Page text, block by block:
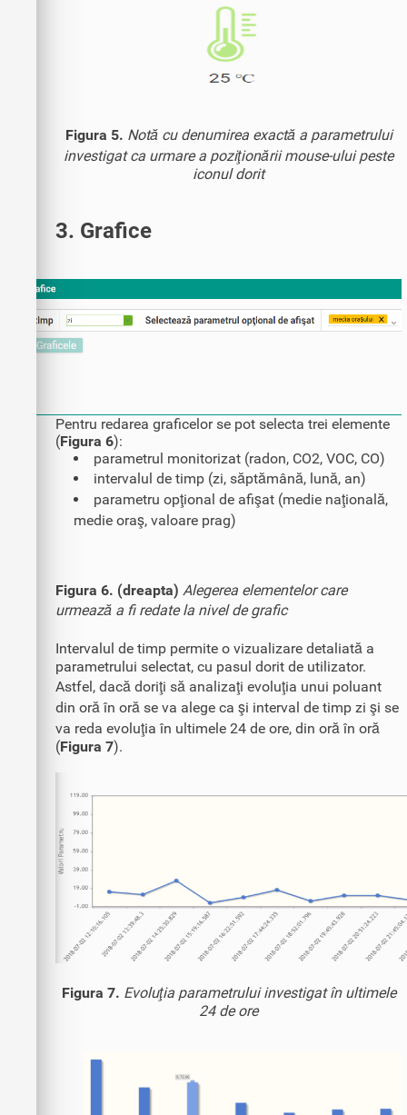
Figura 5. Notă cu denumirea exactă a parametrului
investigat ca urmare a poziţionării mouse-ului peste
iconul dorit
3. Grafice
Pentru redarea graficelor se pot selecta trei elemente
(Figura 6):
parametrul monitorizat (radon, CO2, VOC, CO)
intervalul de timp (zi, săptămână, lună, an)
parametru opţional de afişat (medie naţională,
medie oraş, valoare prag)
Figura 6. (dreapta) Alegerea elementelor care
urmează a fi redate la nivel de grafic
Intervalul de timp permite o vizualizare detaliată a
parametrului selectat, cu pasul dorit de utilizator.
Astfel, dacă doriţi să analizaţi evoluţia unui poluant
din oră în oră se va alege ca şi interval de timp zi şi se
va reda evoluţia în ultimele 24 de ore, din oră în oră
(Figura 7).
Figura 7. Evoluţia parametrului investigat în ultimele
24 de ore